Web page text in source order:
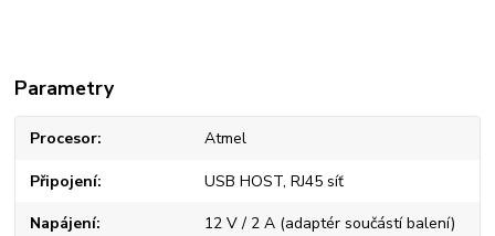
Parametry
Procesor Atmel
Připojení USB HOST, RJ45 síť
Napájení 12 V / 2 A (adaptér součástí balení)